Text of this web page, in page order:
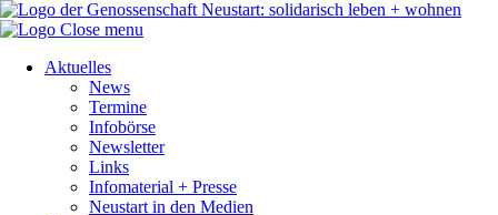
Close menu
Aktuelles
News
Termine
Infobörse
Newsletter
Links
Infomaterial + Presse
Neustart in den Medien